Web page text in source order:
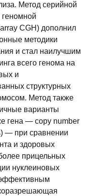
Метод серийной
геномной
CGH) дополнил
методики
и стал наилучшим
всего генома на
и
структурных
Метод также
варианты
гена — copy number
— при сравнении
и здоровых
прицельных
нуклеиновых